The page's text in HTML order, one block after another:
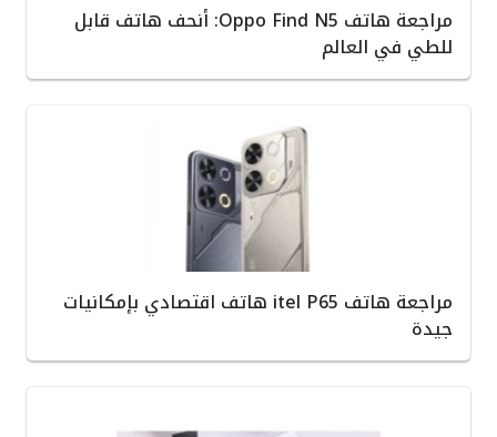
مراجعة هاتف Oppo Find N5: أنحف هاتف قابل
للطي في العالم
مراجعة هاتف itel P65 هاتف اقتصادي بإمكانيات
جيدة